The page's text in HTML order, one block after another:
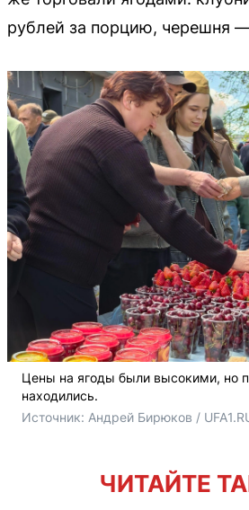
рублей за порцию, черешня
Цены на ягоды были высокими, но
находились.
Источник: Андрей Бирюков /
ЧИТАЙТЕ